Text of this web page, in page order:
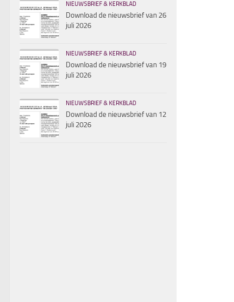
NIEUWSBRIEF & KERKBLAD
Download de nieuwsbrief van 26
juli 2026
NIEUWSBRIEF & KERKBLAD
Download de nieuwsbrief van 19
juli 2026
NIEUWSBRIEF & KERKBLAD
Download de nieuwsbrief van 12
juli 2026